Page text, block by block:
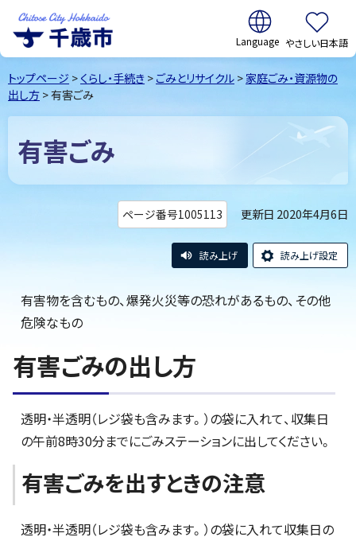
千歳市Chitose
City Hokkaido
翻訳:
やさしい日本語
トップページ > くらし・手続き > ごみとリサイクル >家庭ごみ・資源物の
出し方 > 有害ごみ
有害ごみ
ページ番号1005113 更新日 2020年4月6日
読み上げ 読み上げ設定
有害物を含むもの、爆発火災等の恐れがあるもの、その他
危険なもの
有害ごみの出し方
透明・半透明（レジ袋も含みます。）の袋に入れて、収集日
の午前8時30分までにごみステーションに出してください。
有害ごみを出すときの注意
透明・半透明（レジ袋も含みます。）の袋に入れて収集日の